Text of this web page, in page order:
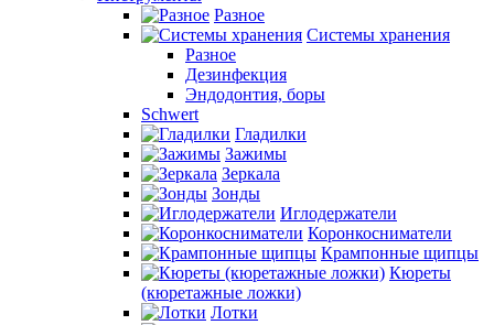
Разное
Системы хранения
Разное
Дезинфекция
Эндодонтия, боры
Schwert
Гладилки
Зажимы
Зеркала
Зонды
Иглодержатели
Коронкосниматели
Крампонные щипцы
Кюреты
(кюретажные ложки)
Лотки